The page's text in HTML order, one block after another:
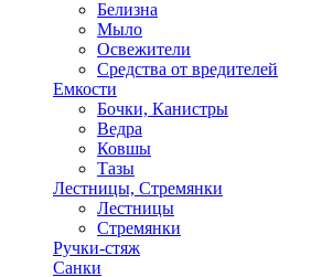
Белизна
Мыло
Освежители
Средства от вредителей
Емкости
Бочки, Канистры
Ведра
Ковшы
Тазы
Лестницы, Стремянки
Лестницы
Стремянки
Ручки-стяж
Санки